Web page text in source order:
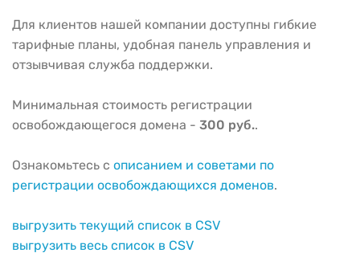
Для клиентов нашей компании доступны гибкие
тарифные планы, удобная панель управления и
отзывчивая служба поддержки.
Минимальная стоимость регистрации
освобождающегося домена - 300 руб..
Ознакомьтесь с описанием и советами по
регистрации освобождающихся доменов.
выгрузить текущий список в CSV
выгрузить весь список в CSV